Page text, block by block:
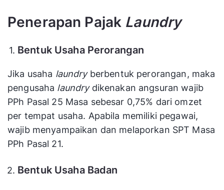
Penerapan Pajak Laundry
Bentuk Usaha Perorangan
Jika usaha laundryberbentuk perorangan, maka
pengusaha laundrydikenakan angsuran wajib
PPh Pasal 25 Masa sebesar 0,75% dari omzet
per tempat usaha. Apabila memiliki pegawai,
wajib menyampaikan dan melaporkan SPT Masa
PPh Pasal 21.
Bentuk Usaha Badan